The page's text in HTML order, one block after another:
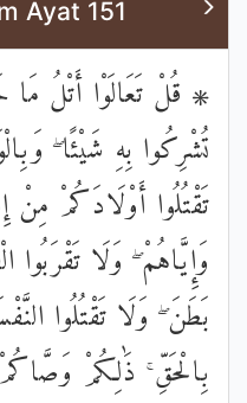
Ayat 151
۞ قُلْ تَعَالَوْا أَتْلُ
تُشْرِكُوا بِهِ شَيْئًا
تَقْتُلُوا أَوْلَادَكُمْ
وَإِيَّاهُمْ ۖ وَلَا
بَطَنَ ۖ وَلَا تَقْتُلُوا
بِالْحَقِّ ۚ ذَٰلِكُمْ